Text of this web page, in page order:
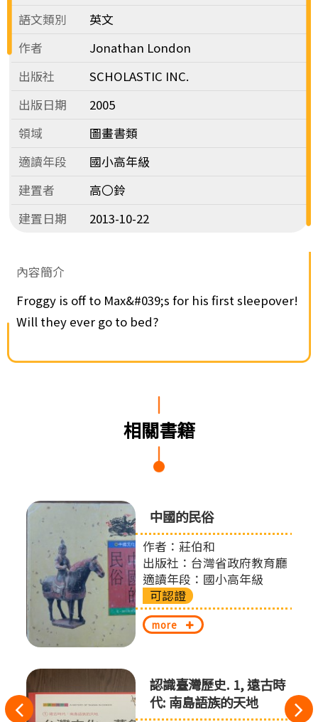
語文類別
英文
作者
Jonathan London
出版社
SCHOLASTIC INC.
出版日期
2005
領域
圖畫書類
適讀年段
國小高年級
建置者
高〇鈴
建置日期
2013-10-22
內容簡介
Froggy is off to Max&#039;s for his first sleepover!
Will they ever go to bed?
相關書籍
往
中國的民俗
作者：莊伯和
出版社：台灣省政府教育廳
適讀年段：國小高年級
可認證
more
認識臺灣歷史. 1, 遠古時
代: 南島語族的天地